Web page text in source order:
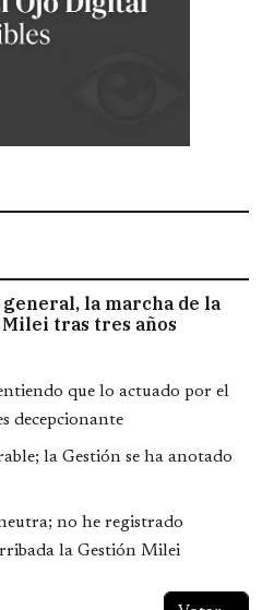
general, la marcha de la
tras tres años
que lo actuado por el
decepcionante
la Gestión se ha anotado
no he registrado
la Gestión Milei